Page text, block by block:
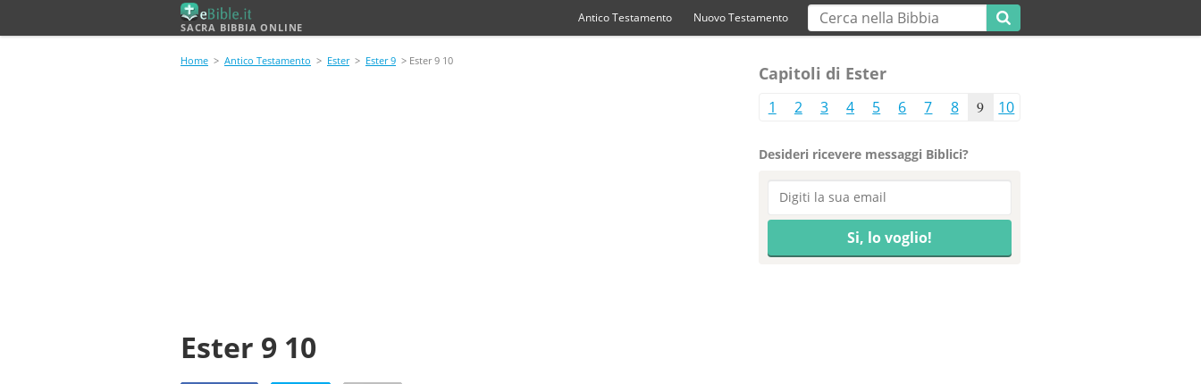
SACRA BIBBIA ONLINE
Antico Testamento Nuovo Testamento
Home > Antico Testamento > Ester > Ester 9 > Ester 9 10
Ester 9 10
Capitoli di Ester
1 2 3 4 5 6 7 8 9 10
Desideri ricevere messaggi Biblici?